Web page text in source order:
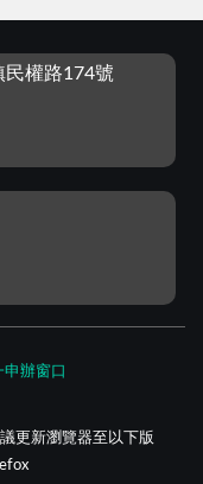
民權路174號
申辦窗口
更新瀏覽器至以下版